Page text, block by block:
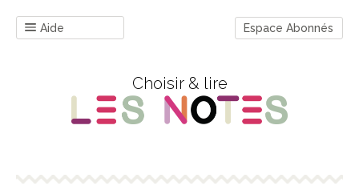
Aide Espace Abonnés
Choisir & lire